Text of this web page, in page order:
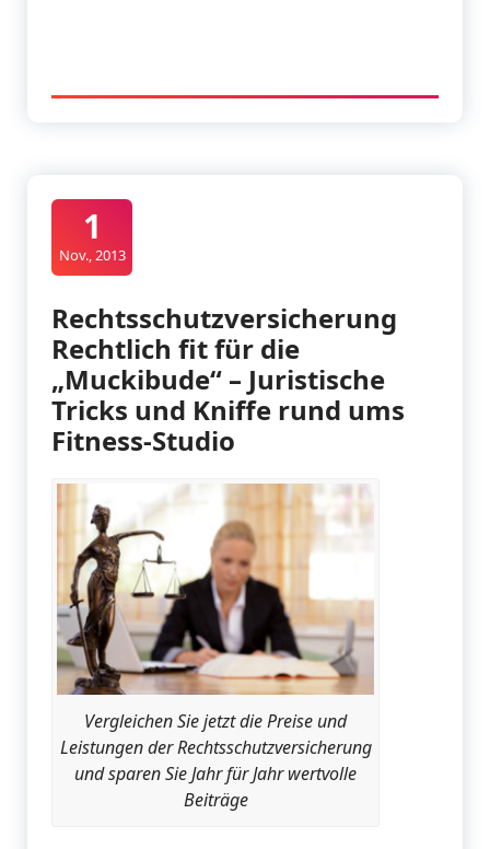
1
Nov., 2013
Rechtsschutzversicherung
Rechtlich fit für die
„Muckibude“ – Juristische
Tricks und Kniffe rund ums
Fitness-Studio
Vergleichen Sie jetzt die Preise und
Leistungen der Rechtsschutzversicherung
und sparen Sie Jahr für Jahr wertvolle
Beiträge